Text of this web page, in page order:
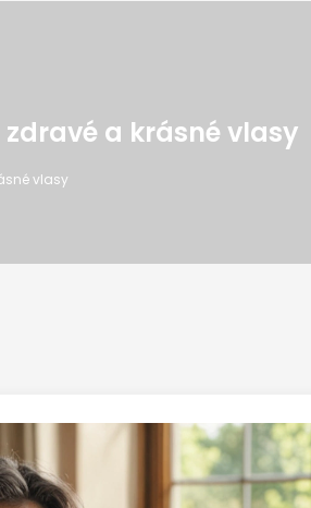
a krásné vlasy
vlasy